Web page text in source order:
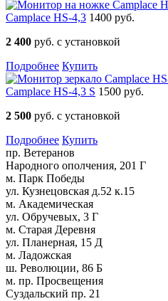
Camplace HS-4,3 1400 руб.
2 400 руб. с установкой
Подробнее Купить
Camplace HS-4,3 S 1500 руб.
2 500 руб. с установкой
Подробнее Купить
пр. Ветеранов
Народного ополчения, 201 Г
м. Парк Победы
ул. Кузнецовская д.52 к.15
м. Академическая
ул. Обручевых, 3 Г
м. Старая Деревня
ул. Планерная, 15 Д
м. Ладожская
ш. Революции, 86 Б
м. пр. Просвещения
Суздальский пр. 21